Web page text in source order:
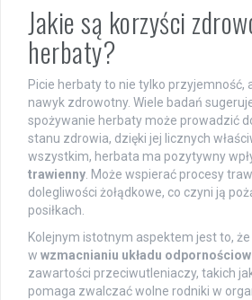
Jakie są korzyści
herbaty?
Picie herbaty to nie tylko przyjemność,
nawyk zdrowotny. Wiele badań
spożywanie herbaty może prowadzić
stanu zdrowia, dzięki jej licznych
wszystkim, herbata ma pozytywny
trawienny . Może wspierać procesy
dolegliwości żołądkowe, co czyni ją
posiłkach.
Kolejnym istotnym aspektem jest to,
w wzmacnianiu układu
zawartości przeciwutleniaczy, takich
pomaga zwalczać wolne rodniki w